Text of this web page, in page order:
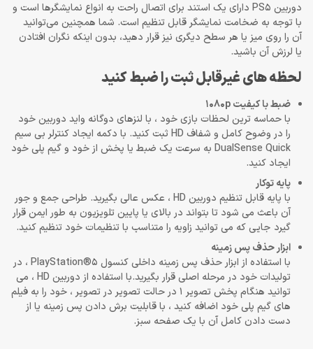
دوربین PS5 دارای یک استند برای اتصال راحت به انواع نمایشگرها است و
با توجه به ضخامت نمایشگر قابل تنظیم است. شما همچنین می‌توانید
آن را روی میز یا هر سطح دیگری نیز قرار دهید، بدون اینکه نگران افتادن
یا لرزش آن باشید.
لحظه های غیرقابل ثبت را ضبط کنید
ضبط با کیفیت 1080p
با حماسه ترین لحظات بازی خود ، با لنزهای دوگانه واید دوربین خود
را در وضوح کامل و شفاف HD ثبت کنید. با دکمه ایجاد کنترلر بی سیم
DualSense Quick به سرعت یک ضبط یا پخش از خود و گیم پلی خود
ایجاد کنید.
پایه توکار
با پایه قابل تنظیم دوربین HD ، عکس عالی بگیرید. طراحی جمع و جور
آن باعث می شود تا بتواند در بالای یا پایین تلویزیون به طور ایمن قرار
گیرد جایی که می توانید زاویه را متناسب با تنظیمات خود تنظیم کنید.
ابزار حذف پس زمینه
با استفاده از ابزار حذف پس زمینه داخلی کنسول PlayStation®5 ، در
تولیدات خود در مرحله اصلی قرار بگیرید.با استفاده از دوربین HD ، می
توانید هنگام پخش تصویر 1 در حالت تصویر در تصویر ، خود را به فیلم
های گیم پلی خود اضافه کنید ، با قابلیت برش دادن پس زمینه یا از
دست دادن کامل آن با یک صفحه سبز.